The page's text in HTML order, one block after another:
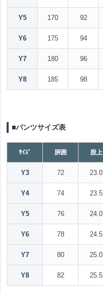
Y5 170 92
Y6 175 94
Y7 180 96
Y8 185 98
■パンツサイズ表
ｻｲｽﾞ 胴囲 股上
Y3 72 23.0
Y4 74 23.5
Y5 76 24.0
Y6 78 24.5
Y7 80 25.0
Y8 82 25.5